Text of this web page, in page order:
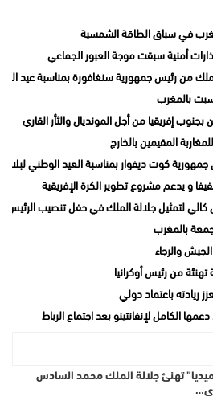
في سباق الطاقة الشمسية
أمنية سبقت موجة العبور الجماعي
من رئيس جمهورية سنغافورة بمناسبة عيد
بالمغرب
إفريقيا من أجل المونديال والثأر القاري
المقيمين بالخارج
كوت ديفوار بمناسبة العيد الوطني لبلاده
و يدعم مشروع تطوير الكرة الإفريقية
لتمثيل جلالة الملك في حفل تنصيب الرئيس
بالمغرب
والرجاء
من رئيس أوكرانيا
ريادته باعتماد دولي
دعمها الكامل لإنفانتينو بعد اجتماع الرباط
تهنئ جلالة الملك محمد السادس